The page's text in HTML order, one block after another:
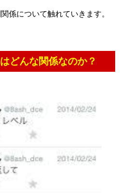
係について触れていきます。
どんな関係なのか？